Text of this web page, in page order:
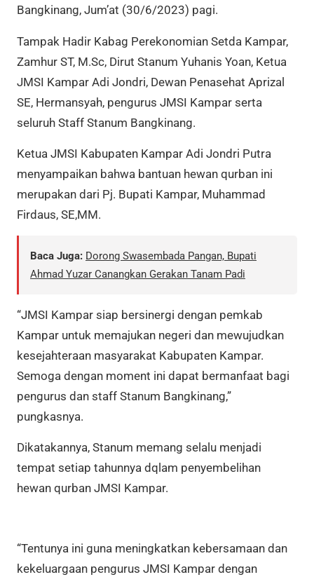
Bangkinang, Jum’at (30/6/2023) pagi.
Tampak Hadir Kabag Perekonomian Setda Kampar,
Zamhur ST, M.Sc, Dirut Stanum Yuhanis Yoan, Ketua
JMSI Kampar Adi Jondri, Dewan Penasehat Aprizal
SE, Hermansyah, pengurus JMSI Kampar serta
seluruh Staff Stanum Bangkinang.
Ketua JMSI Kabupaten Kampar Adi Jondri Putra
menyampaikan bahwa bantuan hewan qurban ini
merupakan dari Pj. Bupati Kampar, Muhammad
Firdaus, SE,MM.
Baca Juga: Dorong Swasembada Pangan, Bupati
Ahmad Yuzar Canangkan Gerakan Tanam Padi
“JMSI Kampar siap bersinergi dengan pemkab
Kampar untuk memajukan negeri dan mewujudkan
kesejahteraan masyarakat Kabupaten Kampar.
Semoga dengan moment ini dapat bermanfaat bagi
pengurus dan staff Stanum Bangkinang,”
pungkasnya.
Dikatakannya, Stanum memang selalu menjadi
tempat setiap tahunnya dqlam penyembelihan
hewan qurban JMSI Kampar.
“Tentunya ini guna meningkatkan kebersamaan dan
kekeluargaan pengurus JMSI Kampar dengan